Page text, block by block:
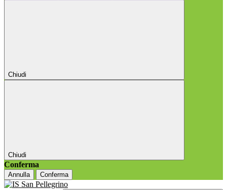
Chiudi
Chiudi
Conferma
Annulla Conferma